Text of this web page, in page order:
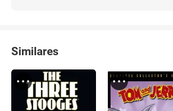
Similares